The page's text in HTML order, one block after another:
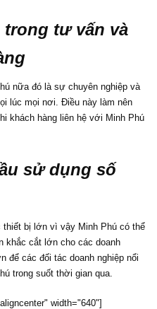
trong tư vấn và
nữa đó là sự chuyên nghiệp và
lúc mọi nơi. Điều này làm nên
khách hàng liên hệ với Minh Phú
sử dụng số
thiết bị lớn vì vậy Minh Phú có thể
khắc cắt lớn cho các doanh
để các đối tác doanh nghiệp nổi
trong suốt thời gian qua.
width="640"]